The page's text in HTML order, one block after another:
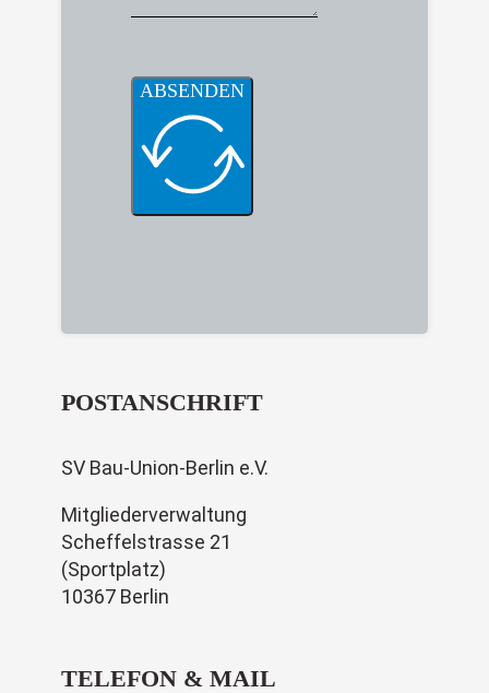
ABSENDEN
POSTANSCHRIFT
SV Bau-Union-Berlin e.V.
Mitgliederverwaltung
Scheffelstrasse 21
(Sportplatz)
10367 Berlin
TELEFON & MAIL